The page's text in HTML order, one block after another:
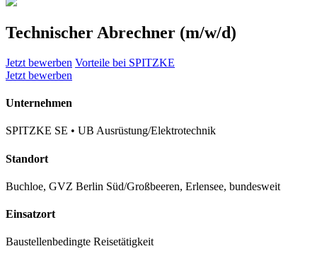
Technischer Abrechner (m/w/d)
Jetzt bewerben Vorteile bei SPITZKE
Jetzt bewerben
Unternehmen
SPITZKE SE • UB Ausrüstung/Elektrotechnik
Standort
Buchloe, GVZ Berlin Süd/Großbeeren, Erlensee, bundesweit
Einsatzort
Baustellenbedingte Reisetätigkeit